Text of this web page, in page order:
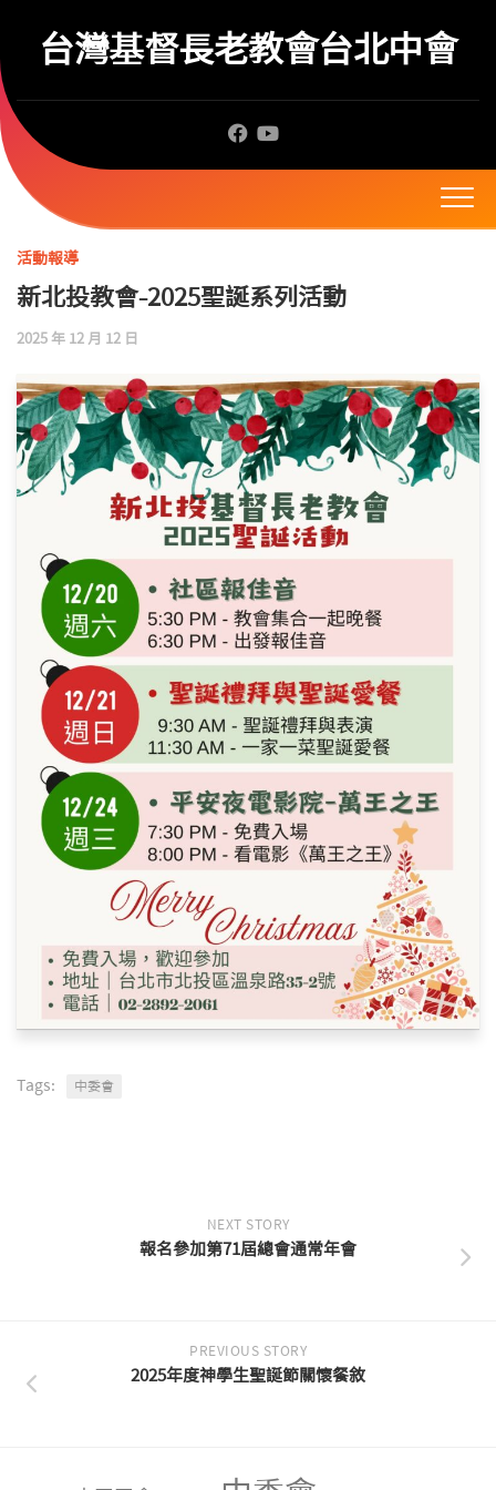
content台灣基督長老教會台北中會
活動報導
新北投教會-2025聖誕系列活動
2025 年 12 月 12 日
Tags: 中委會
NEXT STORY
報名參加第71屆總會通常年會
PREVIOUS STORY
2025年度神學生聖誕節關懷餐敘